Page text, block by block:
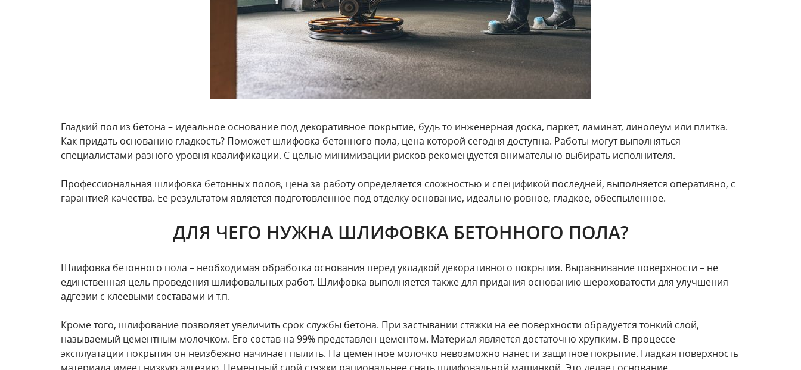
Гладкий пол из бетона – идеальное основание под декоративное покрытие, будь то инженерная доска, паркет, ламинат, линолеум или плитка.
Как придать основанию гладкость? Поможет шлифовка бетонного пола, цена которой сегодня доступна. Работы могут выполняться
специалистами разного уровня квалификации. С целью минимизации рисков рекомендуется внимательно выбирать исполнителя.
Профессиональная шлифовка бетонных полов, цена за работу определяется сложностью и спецификой последней, выполняется оперативно, с
гарантией качества. Ее результатом является подготовленное под отделку основание, идеально ровное, гладкое, обеспыленное.
ДЛЯ ЧЕГО НУЖНА ШЛИФОВКА БЕТОННОГО ПОЛА?
Шлифовка бетонного пола – необходимая обработка основания перед укладкой декоративного покрытия. Выравнивание поверхности – не
единственная цель проведения шлифовальных работ. Шлифовка выполняется также для придания основанию шероховатости для улучшения
адгезии с клеевыми составами и т.п.
Кроме того, шлифование позволяет увеличить срок службы бетона. При застывании стяжки на ее поверхности обрадуется тонкий слой,
называемый цементным молочком. Его состав на 99% представлен цементом. Материал является достаточно хрупким. В процессе
эксплуатации покрытия он неизбежно начинает пылить. На цементное молочко невозможно нанести защитное покрытие. Гладкая поверхность